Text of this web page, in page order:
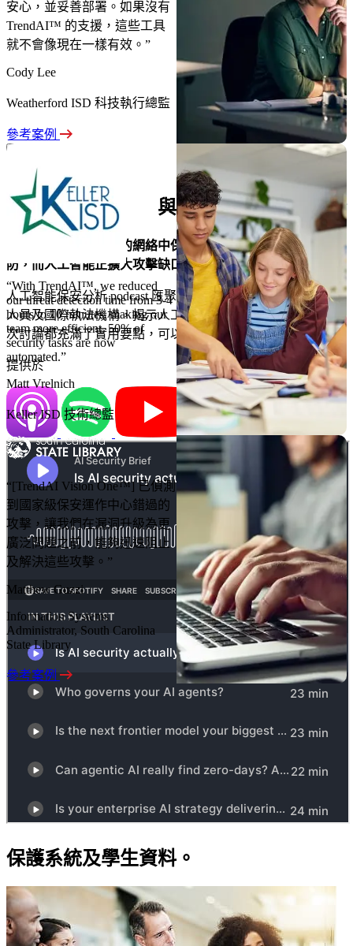
安心，並妥善部署。如果沒有
TrendAI™ 的支援，這些工具
就不會像現在一樣有效。”
Cody Lee
Weatherford ISD 科技執行總監
參考案例
“With TrendAI™, we reduced
our threat detection time from 3-4
hours to 10 minutes, making our
team more efficient. 50% of
security tasks are now
automated.”
Matt Vrelnich
Keller ISD 技術總監
“[TrendAI Vision One™] 已偵測
到國家級保安運作中心錯過的
攻擊，讓我們在漏洞升級為更
廣泛問題之前，能夠迅速阻止
及解決這些攻擊。”
Matthew Guzzi​​​​‌ ‍ ​‍​‍‌‍ ‌ ​‍‌‍‍‌‌‍‌ ‌‍‍‌‌‍ ‍​‍​‍​ ‍‍​‍​‍‌ ​ ‌‍​‌‌‍ ‍‌‍‍‌‌ ‌​‌ ‍‌​‍ ‍‌‍‍‌‌‍ ​‍​‍​‍ ​​‍​‍‌‍‍​‌ ​‍‌‍‌‌‌‍‌‍​‍​‍​ ‍‍​‍​‍‌‍‍​‌ ‌​‌ ‌​‌ ​​​ ‍‍​‍ ​‍ ‌‍ ​‌‍ ‌‍​ ‌‍​‌‌‍ ​‌‍‍​‌‍ ‌ ​ ‌ ‌​​ ‍‍​ ​ ​ ​ ​ ​ ​ ‌​​‍ ‌‍‍‌‌‍ ‍‌ ‌​‌‍‌‌‌‍ ‍‌ ‌​​‍ ‌‍‌‌‌‍‌​‌‍‍‌‌ ‌​​‍ ‌‍ ‌‌‍ ‌‍‌​‌‍‌‌​ ‌‌ ​​‌ ​‍‌‍‌‌‌ ​ ‌‍‌‌‌‍ ‍‌ ‌​‌‍​‌‌ ‌​‌‍‍‌‌‍ ‌‍ ‍​ ‍ ‌‍‍‌‌‍‌​​ ‌‌‍‌‍​ ‌‌‌‍‌‍​ ‌​‌‍‌‍‌‍​‌​ ‍‌​ ‍​​‍ ‌​ ‍​‌‍​‍‌‍‌‍‌‍​ ​‍ ‌​ ‌​‌‍​‌‌‍​ ​ ‌‌​‍ ‌‌‍​‌‌‍‌‌‌‍​‍‌‍​ ​‍ ‌‌‍​‌‌‍​ ​ ‌ ‌‍‌‌‌‍​‌​ ​‍​ ‌ ​ ‍‌‌‍‌‍​ ​ ​ ‍​​ ‌‌​ ‍ ‌ ‌​‌ ‍‌‌ ​​‌‍‌‌​ ‌‌ ​​‌‍​‌‌‍‌ ‌‍‌‌​ ‍ ‌ ​​‌‍​‌‌ ‌​‌‍‍​​ ‌‌ ​ ‌‍‌‌‌‍​ ‌ ‌​‌‍‍‌‌‍ ‌‍ ‍‌ ​ ​‍‌‌​ ‌‌‌​​‍‌‌ ‌‍‍ ‌‍‌‌‌ ‍‌​‍‌‌​ ​ ‌​‌​​‍‌‌​ ​ ‌​‌​​‍‌‌​ ​‍​ ​‍‌‍​ ‌‍‌‍‌‍​‌​ ‍​‌‍​‌​ ‌‍​ ‍‌‌‍​‌‌‍​ ​ ​‌‌‍​‍​ ‍‌​‍‌‌​ ​‍​ ​‍​‍‌‌​ ‌‌‌​‌​​‍ ‍‌ ​ ‌‍ ​‌‍‍‌‌‍‌​‌‍‌‌‌ ​ ​‍‌‌​ ‌‌‌​​‍‌‌ ‌‍‍ ‌‍‌‌‌ ‍‌​‍‌‌​ ​ ‌​‌​​‍‌‌​ ​ ‌​‌​​‍‌‌​ ​‍​ ​‍​ ‌‍​ ​​‌‍‌‌​ ‌‌​ ​​​ ‌‌​ ​‌​ ‍‌‌‍‌​​ ‌‍‌‍‌​‌‍‌‍​‍‌‌​ ​‍​ ​‍​‍‌‌​ ‌‌‌​‌​​‍ ‍‌‍​‌‌ ‌‌‌ ‌​‌‍‍​‌‍ ‌ ​‍‌​ ‍‌‍​‌‌‍ ‌‌‍‌‌​ ‌‍​‍‌‍​‌‌ ​ ‌‍‌‌‌‌‌‌‌ ​‍‌‍ ​​ ‌‌‍‍​‌ ‌​‌ ‌​‌ ​​​‍‌‌​ ​ ‌​​‌​‍‌‌​ ​‍‌​‌‍​‍‌‌​ ​‍‌​‌‍‌‍ ​‌‍ ‌‍​ ‌‍​‌‌‍ ​‌‍‍​‌‍ ‌ ​ ‌ ‌​​‍‌‌​ ​ ‌​​‌​ ​ ​ ​ ​ ​ ​ ‌​​‍‌‍‌‍‍‌‌‍‌​​ ‌‌‍‌‍​ ‌‌‌‍‌‍​ ‌​‌‍‌‍‌‍​‌​ ‍‌​ ‍​​‍ ‌​ ‍​‌‍​‍‌‍‌‍‌‍​ ​‍ ‌​ ‌​‌‍​‌‌‍​ ​ ‌‌​‍ ‌‌‍​‌‌‍‌‌‌‍​‍‌‍​ ​‍ ‌‌‍​‌‌‍​ ​ ‌ ‌‍‌‌‌‍​‌​ ​‍​ ‌ ​ ‍‌‌‍‌‍​ ​ ​ ‍​​ ‌‌​‍‌‍‌ ‌​‌ ‍‌‌ ​​‌‍‌‌​ ‌‌ ​​‌‍​‌‌‍‌ ‌‍‌‌​‍‌‍‌ ​​‌‍​‌‌ ‌​‌‍‍​​ ‌‌ ​ ‌‍‌‌‌‍​ ‌ ‌​‌‍‍‌‌‍ ‌‍ ‍‌ ​ ​‍‌‌​ ‌‌‌​​‍‌‌ ‌‍‍ ‌‍‌‌‌ ‍‌​‍‌‌​ ​ ‌​‌​​‍‌‌​ ​ ‌​‌​​‍‌‌​ ​‍​ ​‍‌‍​ ‌‍‌‍‌‍​‌​ ‍​‌‍​‌​ ‌‍​ ‍‌‌‍​‌‌‍​ ​ ​‌‌‍​‍​ ‍‌​‍‌‌​ ​‍​ ​‍​‍‌‌​ ‌‌‌​‌​​‍ ‍‌ ​ ‌‍ ​‌‍‍‌‌‍‌​‌‍‌‌‌ ​ ​‍‌‌​ ‌‌‌​​‍‌‌ ‌‍‍ ‌‍‌‌‌ ‍‌​‍‌‌​ ​ ‌​‌​​‍‌‌​ ​ ‌​‌​​‍‌‌​ ​‍​ ​‍​ ‌‍​ ​​‌‍‌‌​ ‌‌​ ​​​ ‌‌​ ​‌​ ‍‌‌‍‌​​ ‌‍‌‍‌​‌‍‌‍​‍‌‌​ ​‍​ ​‍​‍‌‌​ ‌‌‌​‌​​‍ ‍‌‍​‌‌ ‌‌‌ ‌​‌‍‍​‌‍ ‌ ​‍‌​ ‍‌‍​‌‌‍ ‌‌‍‌‌​‍​‍‌ ‌
Information Systems
Administrator, South Carolina
State Library​​​​
參考案例
人工智能保安分析 與現實世界策略的結合
學校在為存取而建立的網絡中保留學生紀錄及數據，而非國
防，而人工智能正擴大攻擊缺口。
人工智能保安分析 podcast 匯聚保安領導、政策推動者、研究
人員及國際執法機構，揭示人工智能如何重塑攻擊及防禦。每
次討論都充滿了實用要點，可以與您的團隊分享。
提供於
保護系統及學生資料。